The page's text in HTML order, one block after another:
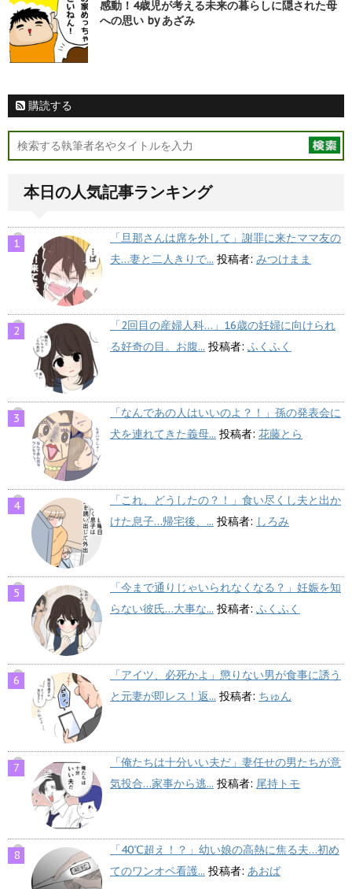
感動！4歳児が考える未来の暮らしに隠された母
への思い by あざみ
購読する
本日の人気記事ランキング
「旦那さんは席を外して」謝罪に来たママ友の
夫…妻と二人きりで... 投稿者: みつけまま
「2回目の産婦人科…」16歳の妊婦に向けられ
る好奇の目。お腹... 投稿者: ふくふく
「なんであの人はいいのよ？！」孫の発表会に
犬を連れてきた義母... 投稿者: 花藤とら
「これ、どうしたの？！」食い尽くし夫と出か
けた息子…帰宅後、... 投稿者: しろみ
「今まで通りじゃいられなくなる？」妊娠を知
らない彼氏…大事な... 投稿者: ふくふく
「アイツ、必死かよ」懲りない男が食事に誘う
と元妻が即レス！返... 投稿者: ちゅん
「俺たちは十分いい夫だ」妻任せの男たちが意
気投合…家事から逃... 投稿者: 尾持トモ
「40℃超え！？」幼い娘の高熱に焦る夫…初め
てのワンオペ看護... 投稿者: あおば